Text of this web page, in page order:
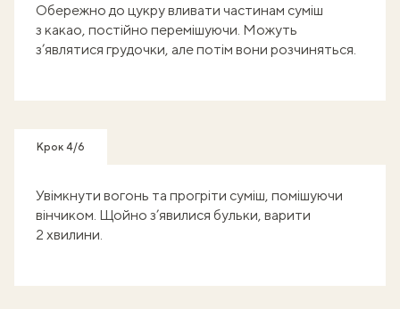
Обережно до цукру вливати частинам суміш
з какао, постійно перемішуючи. Можуть
з’являтися грудочки, але потім вони розчиняться.
Крок 4/6
Увімкнути вогонь та прогріти суміш, помішуючи
вінчиком. Щойно з’явилися бульки, варити
2 хвилини.